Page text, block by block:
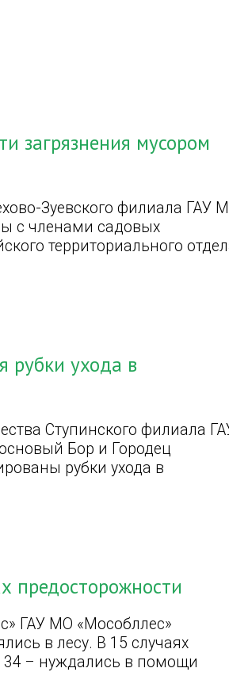
загрязнения мусором
Зуевского филиала ГАУ
с членами садовых
территориального
рубки ухода в
Ступинского филиала
Бор и Городец
рубки ухода в
предосторожности
ГАУ МО «Мособллес»
в лесу. В 15 случаях
34 – нуждались в помощи